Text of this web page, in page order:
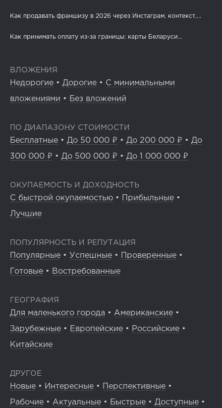
Как продавать франшизу в 2026 через Инстаграм, контекст,...
Как принимать оплату из-за границы: карты Беларуси...
ВЛОЖЕНИЯ
Недорогие • Дорогие • С минимальными
вложениями • Без вложений
ПО ДИАПАЗОНУ СТОИМОСТИ
Бесплатные • До 50 000 ₽ • До 200 000 ₽ • До
300 000 ₽ • До 500 000 ₽ • До 1 000 000 ₽
ОКУПАЕМОСТЬ И ДОХОДНОСТЬ
С быстрой окупаемостью • Прибыльные •
Лучшие
ПОПУЛЯРНОСТЬ И РЕПУТАЦИЯ
Популярные • Успешные • Проверенные •
Готовые • Востребованные
ГЕОГРАФИЯ
Для маленького города • Американские •
Зарубежные • Европейские • Российские •
Китайские
ДРУГОЕ
Новые • Интересные • Перспективные •
Рабочие • Актуальные • Быстрые • Доступные •